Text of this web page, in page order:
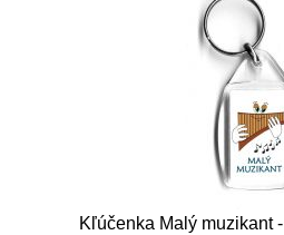
Kľúčenka Malý muzikant